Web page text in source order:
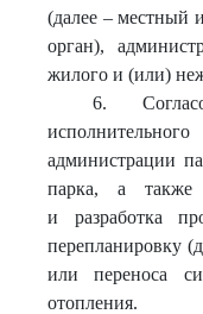
(далее – местный
орган),
жилого и (или)
6.
администрации
парка, а также
и разработка
перепланировку
или переноса
отопления.